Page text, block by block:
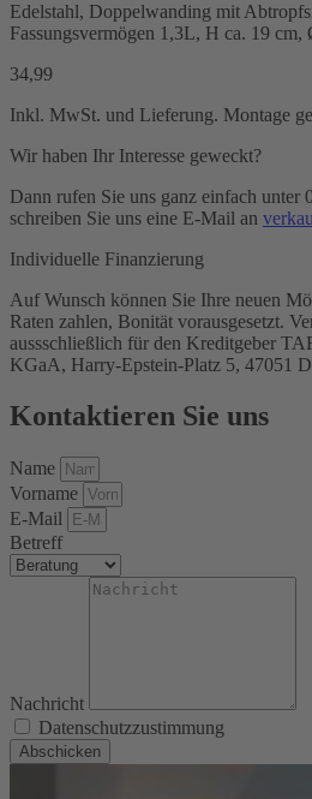
Edelstahl, Doppelwanding mit
Fassungsvermögen 1,3L, H ca. 19 cm,
34,99
Inkl. MwSt. und Lieferung. Montage
Wir haben Ihr Interesse geweckt?
Dann rufen Sie uns ganz einfach unter
schreiben Sie uns eine E-Mail an
Individuelle Finanzierung
Auf Wunsch können Sie Ihre neuen
Raten zahlen, Bonität vorausgesetzt.
aussschließlich für den Kreditgeber
KGaA, Harry-Epstein-Platz 5, 47051
Kontaktieren Sie uns
Name
Vorname
E-Mail
Betreff
Nachricht
Datenschutzzustimmung
Abschicken